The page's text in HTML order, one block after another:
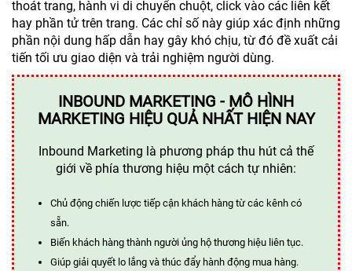
thoát trang, hành vi di chuyển chuột, click vào các liên kết
hay phần tử trên trang. Các chỉ số này giúp xác định những
phần nội dung hấp dẫn hay gây khó chịu, từ đó đề xuất cải
tiến tối ưu giao diện và trải nghiệm người dùng.
INBOUND MARKETING - MÔ HÌNH
MARKETING HIỆU QUẢ NHẤT HIỆN NAY
Inbound Marketing là phương pháp thu hút cả thế
giới về phía thương hiệu một cách tự nhiên:
Chủ động chiến lược tiếp cận khách hàng từ các kênh có
sẵn.
Biến khách hàng thành người ủng hộ thương hiệu liên tục.
Giúp giải quyết lo lắng và thúc đẩy hành động mua hàng.